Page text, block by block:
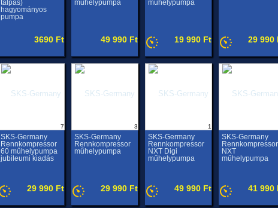
talpas)
hagyományos
pumpa
3690 Ft
műhelypumpa
49 990 Ft
műhelypumpa
19 990 Ft 29 990
7
SKS-Germany
Rennkompressor
60 műhelypumpa
jubileumi kiadás
29 990 Ft
3
SKS-Germany
Rennkompressor
műhelypumpa
29 990 Ft
1
SKS-Germany
Rennkompressor
NXT Digi
műhelypumpa
49 990 Ft
SKS-Germany
Rennkompressor
NXT
műhelypumpa
41 990